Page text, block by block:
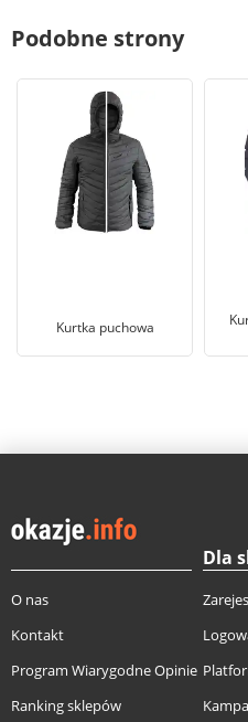
Podobne strony
Kurtka puchowa
O nas
Kontakt
Program Wiarygodne Opinie
Ranking sklepów
Dla